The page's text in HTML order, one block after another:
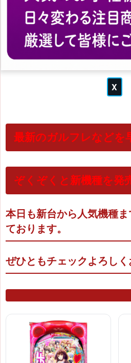
最新のガルフレなどを
ぞくぞくと新機種を発
本日も新台から人気機種
ております。
ぜひともチェックよろしく